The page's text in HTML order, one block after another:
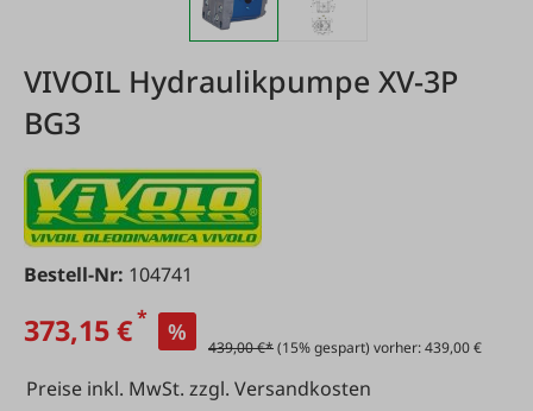
VIVOIL Hydraulikpumpe XV-3P
BG3
Bestell-Nr: 104741
373,15 €* %
439,00 €*(15% gespart) vorher: 439,00 €
Preise inkl. MwSt. zzgl. Versandkosten